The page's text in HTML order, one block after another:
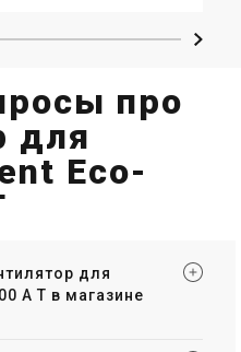
про
для
Eco-
для
A T в магазине